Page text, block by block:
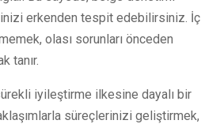
erkenden tespit edebilirsiniz. İç
olası sorunları önceden
tanır.
iyileştirme ilkesine dayalı bir
süreçlerinizi geliştirmek,